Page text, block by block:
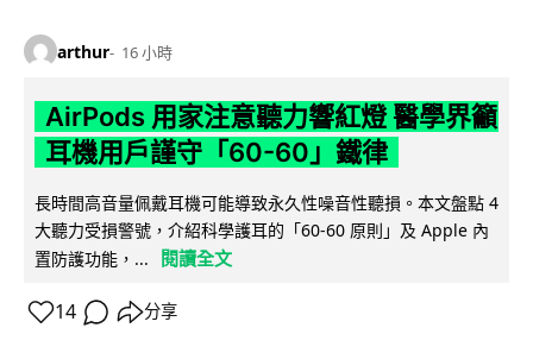
arthur 16 小時
AirPods 用家注意聽力響紅燈 醫學界籲
耳機用戶謹守「60-60」鐵律
長時間高音量佩戴耳機可能導致永久性噪音性聽損。本文盤點 4
大聽力受損警號，介紹科學護耳的「60-60 原則」及 Apple 內
置防護功能，...
閱讀全文
14 分享